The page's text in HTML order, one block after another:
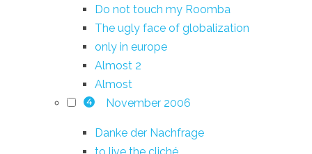
Do not touch my Roomba
The ugly face of globalization
only in europe
Almost 2
Almost
4 November 2006
Danke der Nachfrage